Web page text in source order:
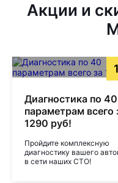
Акции и
Диагностика по 40
параметрам всего
1290 руб!
Пройдите комплексную
диагностику вашего
в сети наших СТО!